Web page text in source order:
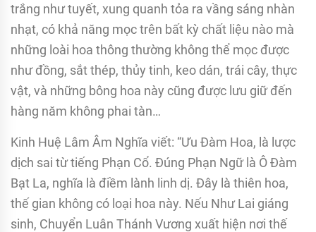
trắng như tuyết, xung quanh tỏa ra vầng sáng nhàn
nhạt, có khả năng mọc trên bất kỳ chất liệu nào mà
những loài hoa thông thường không thể mọc được
như đồng, sắt thép, thủy tinh, keo dán, trái cây, thực
vật, và những bông hoa này cũng được lưu giữ đến
hàng năm không phai tàn…
Kinh Huệ Lâm Âm Nghĩa viết: “Ưu Đàm Hoa, là lược
dịch sai từ tiếng Phạn Cổ. Đúng Phạn Ngữ là Ô Đàm
Bạt La, nghĩa là điềm lành linh dị. Đây là thiên hoa,
thế gian không có loại hoa này. Nếu Như Lai giáng
sinh, Chuyển Luân Thánh Vương xuất hiện nơi thế